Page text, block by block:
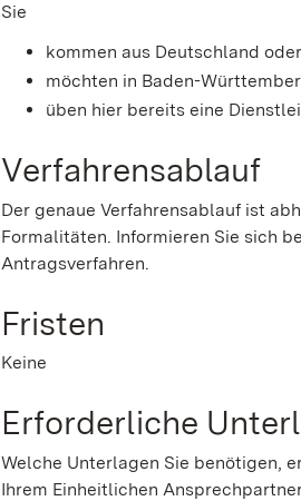
Sie
kommen aus Deutschland
möchten in Baden-
üben hier bereits eine
Verfahrensablauf
Der genaue Verfahrensablauf ist
Formalitäten. Informieren Sie sich
Antragsverfahren.
Fristen
Keine
Erforderliche
Welche Unterlagen Sie benötigen,
Ihrem Einheitlichen